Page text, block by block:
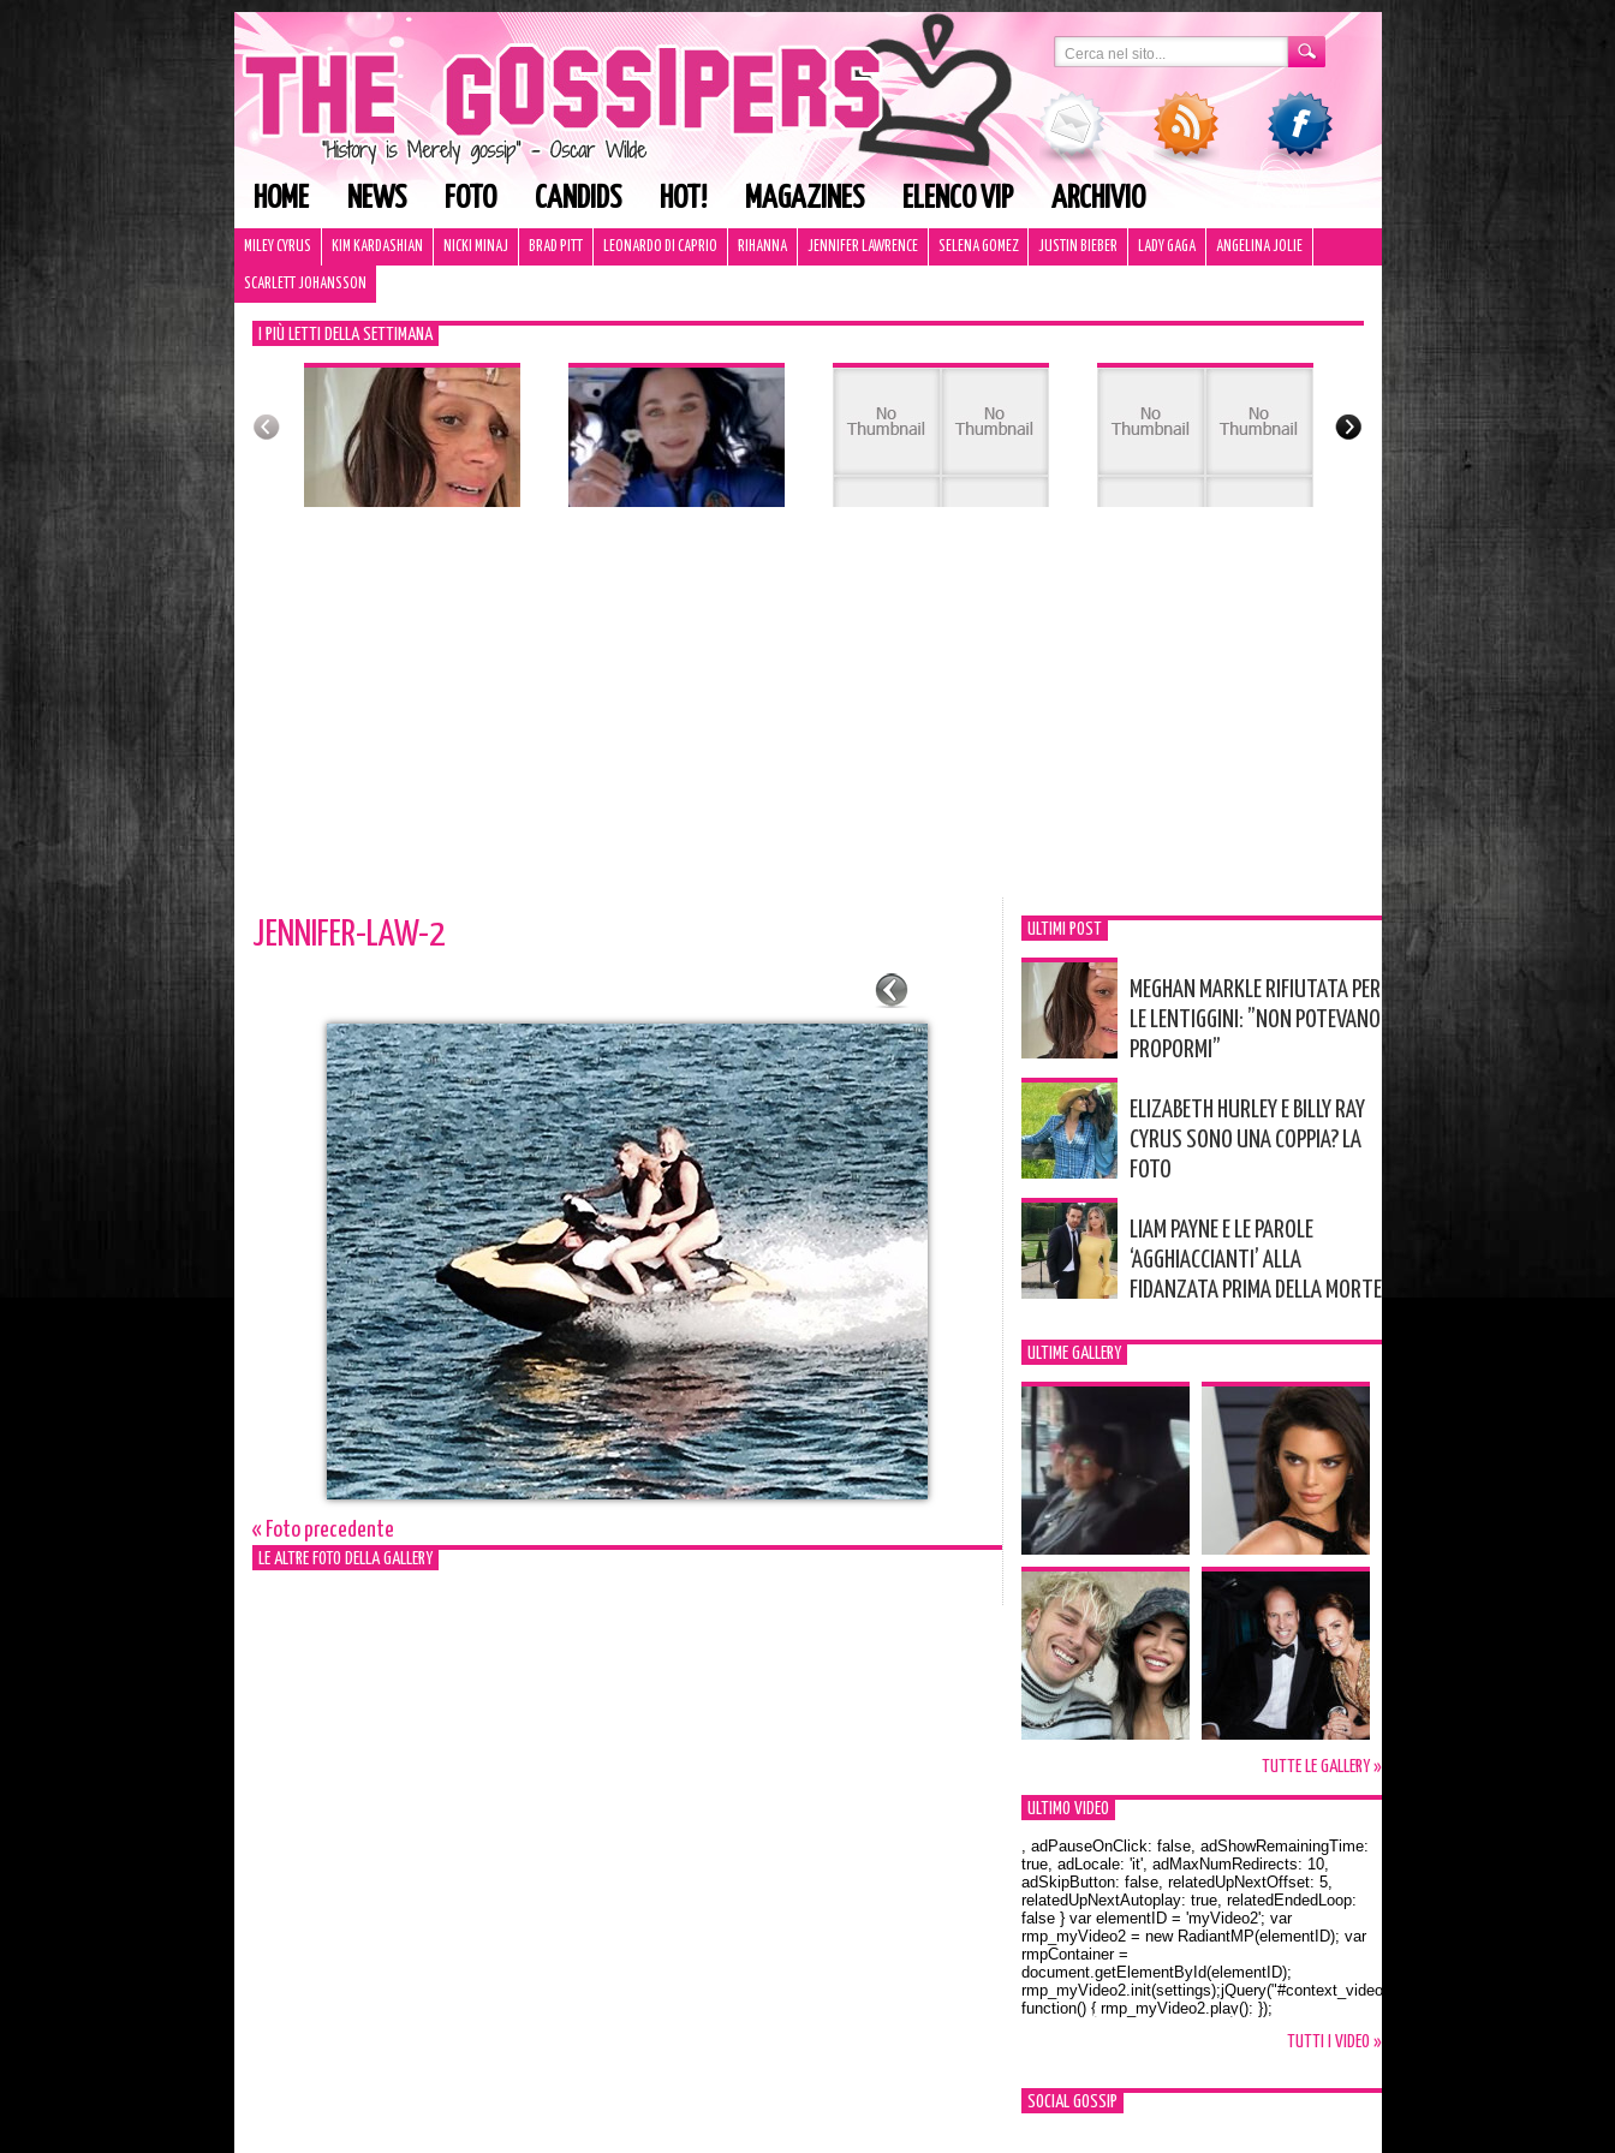
HOME NEWS FOTO CANDIDS HOT! MAGAZINES ELENCO VIP ARCHIVIO
MILEY CYRUS KIM KARDASHIAN NICKI MINAJ BRAD PITT LEONARDO DI CAPRIO RIHANNA JENNIFER LAWRENCE SELENA GOMEZ JUSTIN BIEBER LADY GAGA ANGELINA JOLIE
SCARLETT JOHANSSON
I PIÙ LETTI DELLA SETTIMANA
JENNIFER-LAW-2
« Foto precedente
LE ALTRE FOTO DELLA GALLERY
ULTIMI POST
MEGHAN MARKLE RIFIUTATA PER
LE LENTIGGINI: ”NON POTEVANO
PROPORMI”
ELIZABETH HURLEY E BILLY RAY
CYRUS SONO UNA COPPIA? LA
FOTO
LIAM PAYNE E LE PAROLE
‘AGGHIACCIANTI’ ALLA
FIDANZATA PRIMA DELLA MORTE
ULTIME GALLERY
TUTTE LE GALLERY »
ULTIMO VIDEO
Orlando Bloom e la t-shirt dedicata a Flynn
, adPauseOnClick: false, adShowRemainingTime:
true, adLocale: 'it', adMaxNumRedirects: 10,
adSkipButton: false, relatedUpNextOffset: 5,
relatedUpNextAutoplay: true, relatedEndedLoop:
false } var elementID = 'myVideo2'; var
rmp_myVideo2 = new RadiantMP(elementID); var
rmpContainer =
document.getElementById(elementID);
rmp_myVideo2.init(settings);jQuery("#context_video2").one("mouseover",
function() { rmp_myVideo2.play(); });
TUTTI I VIDEO »
SOCIAL GOSSIP